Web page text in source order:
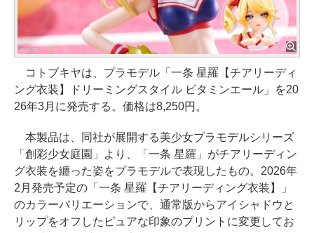
コトブキヤは、プラモデル「一条 星羅【チアリーディ
ング衣装】ドリーミングスタイル ビタミンエール」を20
26年3月に発売する。価格は8,250円。
本製品は、同社が展開する美少女プラモデルシリーズ
「創彩少女庭園」より、「一条 星羅」がチアリーディン
グ衣装を纏った姿をプラモデルで表現したもの。2026年
2月発売予定の「一条 星羅【チアリーディング衣装】」
のカラーバリエーションで、通常版からアイシャドウと
リップをオフしたピュアな印象のプリントに変更してお